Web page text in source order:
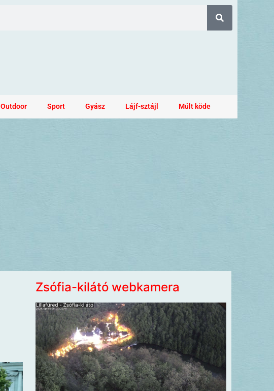
Outdoor Sport Gyász Lájf-sztájl Múlt köde
Zsófia-kilátó webkamera